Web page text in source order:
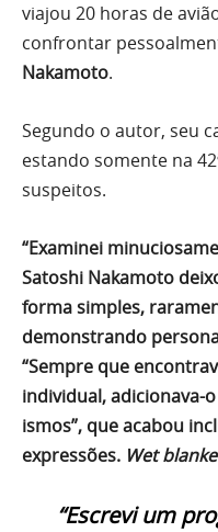
viajou 20 horas de
confrontar
Nakamoto.
Segundo o autor, seu
estando somente na
suspeitos.
“Examinei
Satoshi Nakamoto
forma simples,
demonstrando
“Sempre que
individual, adicionava-
ismos”, que acabou
expressões. Wet
“Escrevi um